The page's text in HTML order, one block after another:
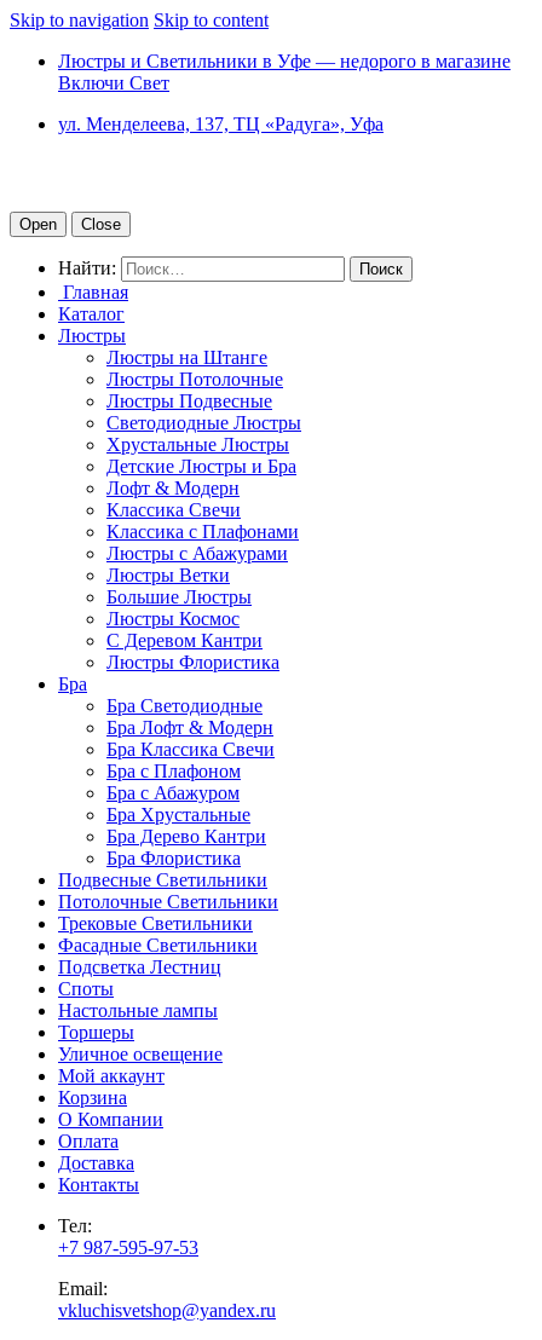
Skip to navigation Skip to content
Люстры и Светильники в Уфе — недорого в магазине
Включи Свет
ул. Менделеева, 137, ТЦ «Радуга», Уфа
Open Close
Найти:
Главная
Каталог
Люстры
Люстры на Штанге
Люстры Потолочные
Люстры Подвесные
Светодиодные Люстры
Хрустальные Люстры
Детские Люстры и Бра
Лофт & Модерн
Классика Свечи
Классика с Плафонами
Люстры с Абажурами
Люстры Ветки
Большие Люстры
Люстры Космос
С Деревом Кантри
Люстры Флористика
Бра
Бра Светодиодные
Бра Лофт & Модерн
Бра Классика Свечи
Бра с Плафоном
Бра с Абажуром
Бра Хрустальные
Бра Дерево Кантри
Бра Флористика
Подвесные Светильники
Потолочные Светильники
Трековые Светильники
Фасадные Светильники
Подсветка Лестниц
Споты
Настольные лампы
Торшеры
Уличное освещение
Мой аккаунт
Корзина
О Компании
Оплата
Доставка
Контакты
Тел:
+7 987-595-97-53
Email:
vkluchisvetshop@yandex.ru